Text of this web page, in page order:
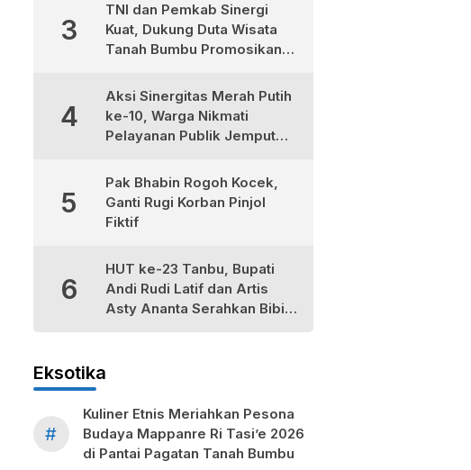
3
TNI dan Pemkab Sinergi
Kuat, Dukung Duta Wisata
Tanah Bumbu Promosikan
4
Aksi Sinergitas Merah Putih
ke-10, Warga Nikmati
Pelayanan Publik Jemput
5
Pak Bhabin Rogoh Kocek,
Ganti Rugi Korban Pinjol
Fiktif
6
HUT ke-23 Tanbu, Bupati
Andi Rudi Latif dan Artis
Asty Ananta Serahkan Bibit
Eksotika
#
Kuliner Etnis Meriahkan Pesona
Budaya Mappanre Ri Tasi’e 2026
di Pantai Pagatan Tanah Bumbu